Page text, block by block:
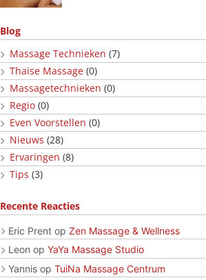
Blog
Massage Technieken (7)
Thaise Massage (0)
Massagetechnieken (0)
Regio (0)
Even Voorstellen (0)
Nieuws (28)
Ervaringen (8)
Tips (3)
Recente Reacties
Eric Prentop Zen Massage & Wellness
Leon op YaYa Massage Studio
Yannisop TuiNa Massage Centrum